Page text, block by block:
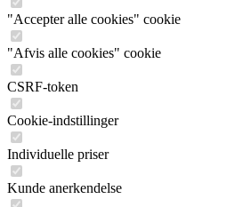
"Accepter alle cookies" cookie
"Afvis alle cookies" cookie
CSRF-token
Cookie-indstillinger
Individuelle priser
Kunde anerkendelse